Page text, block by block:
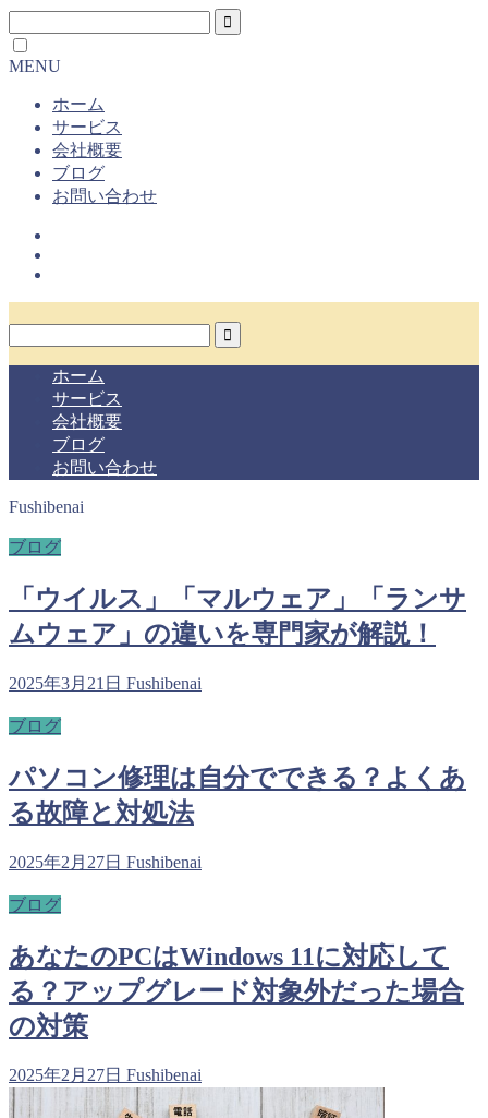
MENU
ホーム
サービス
会社概要
ブログ
お問い合わせ
ホーム
サービス
会社概要
ブログ
お問い合わせ
Fushibenai
ブログ
「ウイルス」「マルウェア」「ランサ
ムウェア」の違いを専門家が解説！
2025年3月21日 Fushibenai
ブログ
パソコン修理は自分でできる？よくあ
る故障と対処法
2025年2月27日 Fushibenai
ブログ
あなたのPCはWindows 11に対応して
る？アップグレード対象外だった場合
の対策
2025年2月27日 Fushibenai